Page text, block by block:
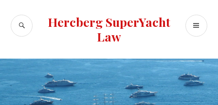
content
Hercberg SuperYacht
Law
SEARCH